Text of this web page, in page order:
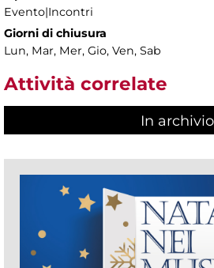
Evento|Incontri
Giorni di chiusura
Lun, Mar, Mer, Gio, Ven, Sab
Attività correlate
In archivio